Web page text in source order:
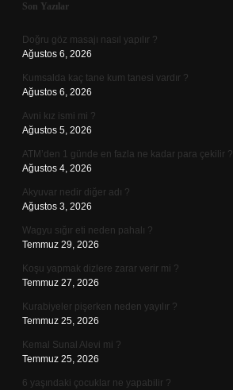
Sidebar
Son Yazılar
Doğru göz masajı nasıl yapılır ?
Ağustos 6, 2026
Kumsalda kaç tane kum tanesi vardır ?
Ağustos 6, 2026
Avni kız ismi mi ?
Ağustos 5, 2026
ATM’den 1 günde en fazla ne kadar para çekilir ?
Ağustos 4, 2026
Akyuvar nedir diğer adı ?
Ağustos 3, 2026
Wagyu sığır eti neden pahalı ?
Temmuz 29, 2026
Koşu yapmak dizlere zarar verir mi ?
Temmuz 27, 2026
Kurabiyeler pişerken neden yayılır ?
Temmuz 25, 2026
Kemal Sunal Alevi mi ?
Temmuz 25, 2026
6 yaşındaki çocuklar ne yapabilir ?